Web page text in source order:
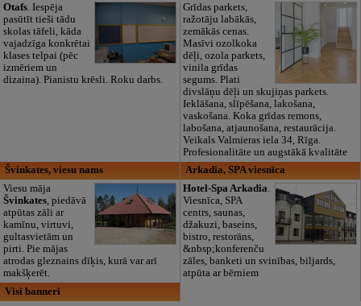
Otafs. Iespēja
pasūtīt tieši tādu
skolas tāfeli, kāda
vajadzīga konkrētai
klases telpai (pēc
izmēriem un
dizaina). Pianistu krēsli. Roku darbs.
Grīdas parkets,
ražotāju labākās,
zemākās cenas.
Masīvi ozolkoka
dēļi, ozola parkets,
vinila grīdas
segums. Plati
divslāņu dēļi un skujiņas parkets.
Ieklāšana, slīpēšana, lakošana,
vaskošana. Koka grīdas remons,
labošana, atjaunošana, restaurācija.
Veikals Valmieras iela 34, Rīga.
Profesionalitāte un augstākā kvalitāte
Švinkates, viesu nams
Viesu māja
Švinkates, piedāvā
atpūtas zāli ar
kamīnu, virtuvi,
gultasvietām un
pirti. Pie mājas
atrodas gleznains dīķis, kurā var arī
makšķerēt.
Arkadia, SPA viesnīca
Hotel-Spa Arkadia.
Viesnīca, SPA
centrs, saunas,
džakuzi, baseins,
bistro, restorāns,
&nbsp;konferenču
zāles, banketi un svinības, biljards,
atpūta ar bērniem
Visi banneri